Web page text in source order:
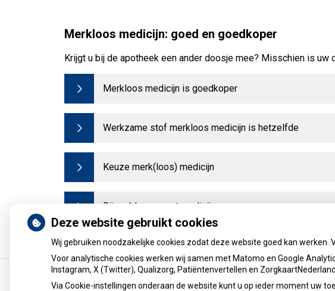
Merkloos medicijn: goed en goedkoper
Krijgt u bij de apotheek een ander doosje mee? Misschien is
Merkloos medicijn is goedkoper
Werkzame stof merkloos medicijn is hetzelfde
Keuze merk(loos) medicijn
Bij problemen met medicijn
Bron:apotheek.nl
Deze website gebruikt cookies
Wij gebruiken noodzakelijke cookies zodat deze website goed kan
Voor analytische cookies werken wij samen met Matomo en Google
Instagram, X (Twitter), Qualizorg, Patiëntenvertellen en
Via Cookie-instellingen onderaan de website kunt u op ieder moment uw